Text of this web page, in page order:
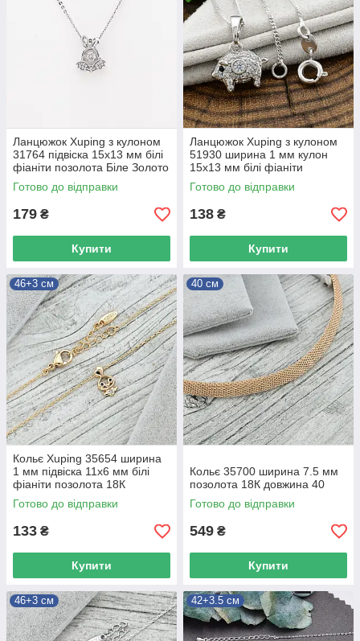
Ланцюжок Xuping з кулоном
31764 підвіска 15х13 мм білі
фіаніти позолота Біле Золото
довжина 44+5
Готово до відправки
179 ₴
Купити
Ланцюжок Xuping з кулоном
51930 ширина 1 мм кулон
15х13 мм білі фіаніти
позолота Біле Золото
довжина 45
Готово до відправки
138 ₴
Купити
46+3 см
Кольє Xuping 35654 ширина
1 мм підвіска 11х6 мм білі
фіаніти позолота 18К
довжина 46+3
Готово до відправки
133 ₴
Купити
40 см
Кольє 35700 ширина 7.5 мм
позолота 18К довжина 40
Готово до відправки
549 ₴
Купити
46+3 см 42+3.5 см